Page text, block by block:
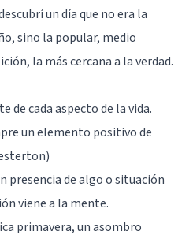
un día que no era la
sino la popular, medio
la más cercana a la verdad.
de cada aspecto de la vida.
un elemento positivo de
presencia de algo o situación
viene a la mente.
primavera, un asombro